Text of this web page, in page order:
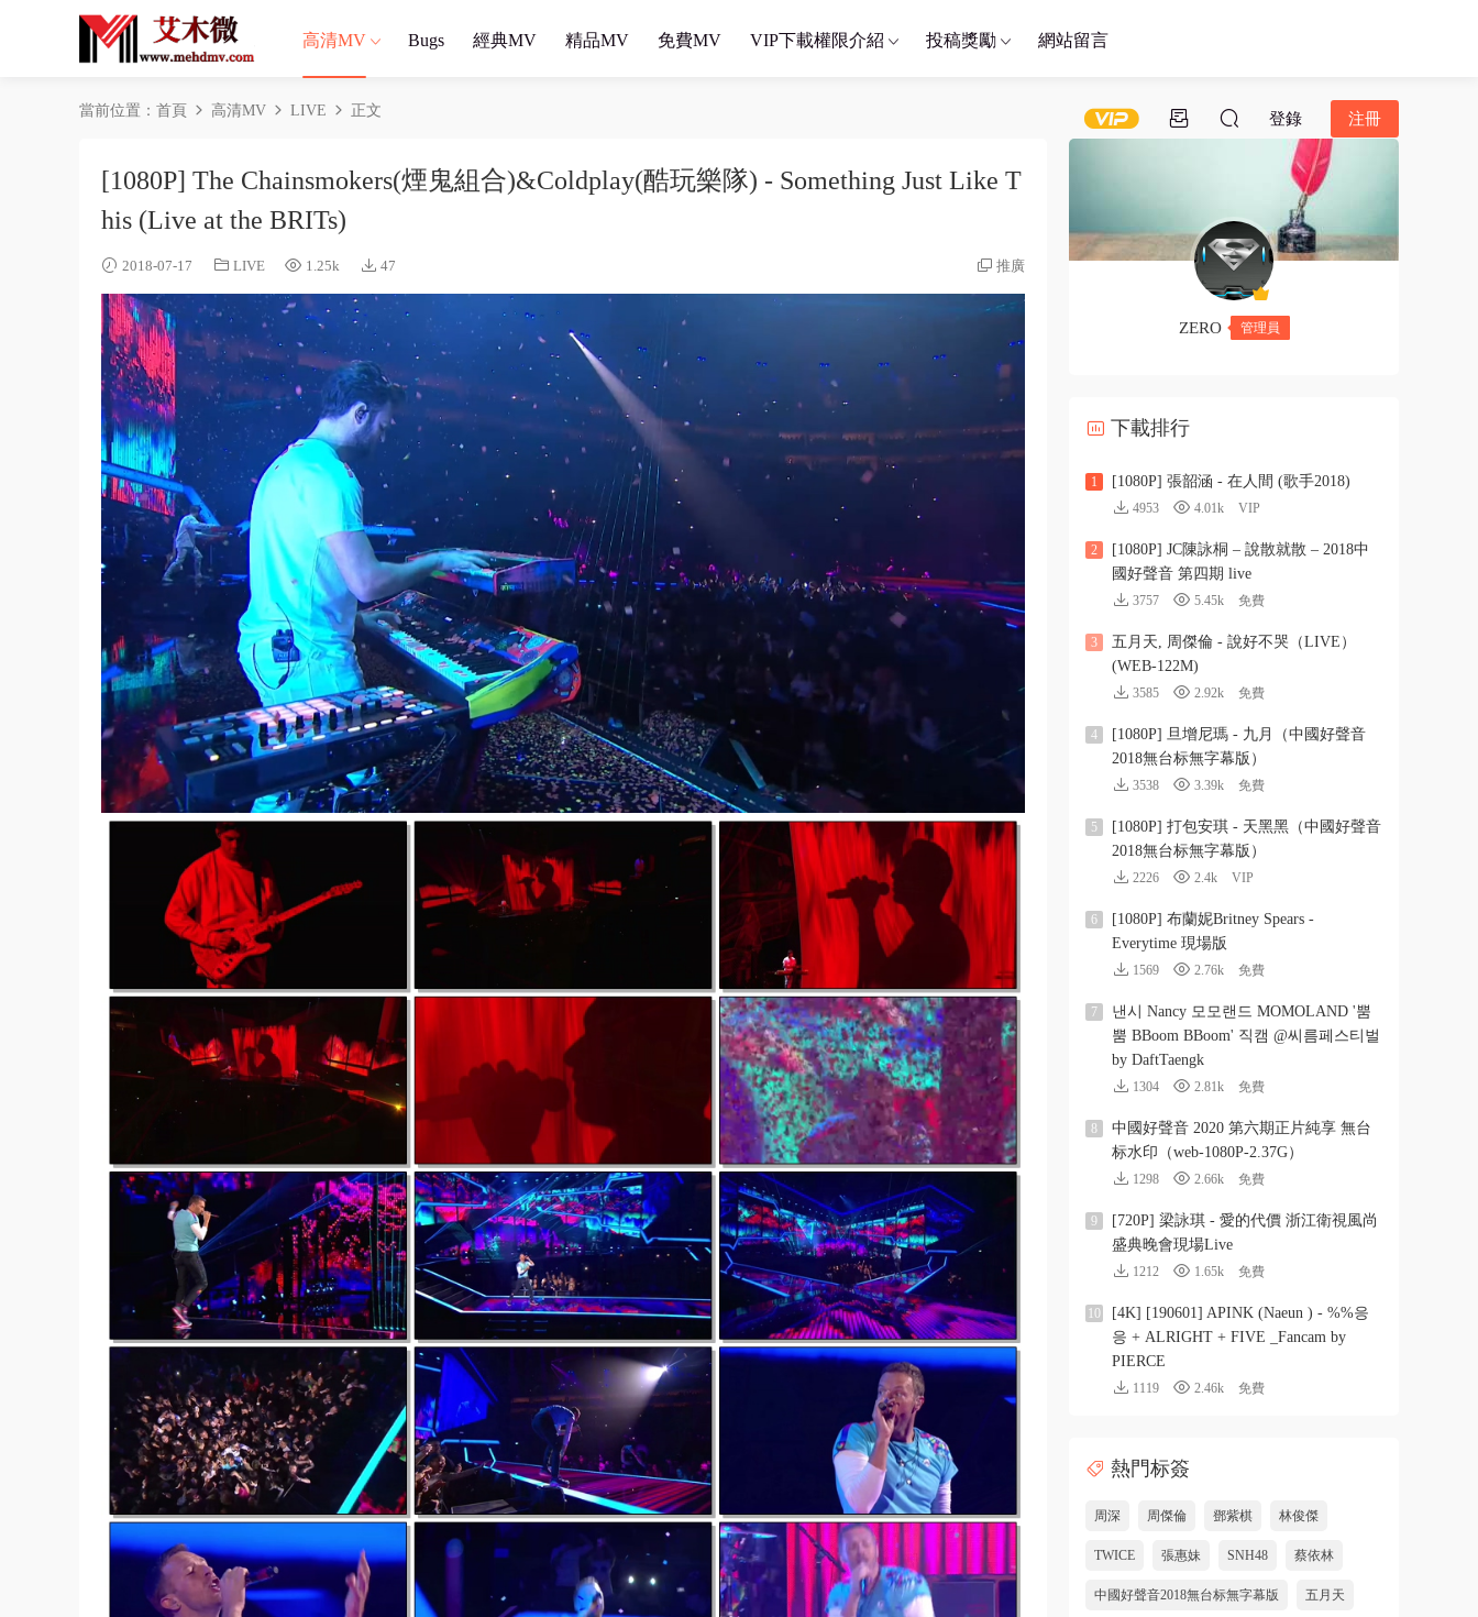
高清MV Bugs 經典MV 精品MV 免費MV VIP下載權限介紹 投稿獎勵 網站留言
登錄 注冊
當前位置： 首頁 高清MV LIVE 正文
[1080P] The Chainsmokers(煙鬼組合)&Coldplay(酷玩樂隊) - Something Just Like T
his (Live at the BRITs)
2018-07-17 LIVE 1.25k 47 推廣
ZERO 管理員
下載排行
1 [1080P] 張韶涵 - 在人間 (歌手2018)
4953 4.01k VIP
2
[1080P] JC陳詠桐 – 說散就散 – 2018中
國好聲音 第四期 live
3757 5.45k 免費
3
五月天, 周傑倫 - 說好不哭（LIVE）
(WEB-122M)
3585 2.92k 免費
4
[1080P] 旦增尼瑪 - 九月（中國好聲音
2018無台标無字幕版）
3538 3.39k 免費
5
[1080P] 打包安琪 - 天黑黑（中國好聲音
2018無台标無字幕版）
2226 2.4k VIP
6
[1080P] 布蘭妮Britney Spears -
Everytime 現場版
1569 2.76k 免費
7
낸시 Nancy 모모랜드 MOMOLAND '뿜
뿜 BBoom BBoom' 직캠 @씨름페스티벌
by DaftTaengk
1304 2.81k 免費
8
中國好聲音 2020 第六期正片純享 無台
标水印（web-1080P-2.37G）
1298 2.66k 免費
9
[720P] 梁詠琪 - 愛的代價 浙江衛視風尚
盛典晚會現場Live
1212 1.65k 免費
10
[4K] [190601] APINK (Naeun ) - %%응
응 + ALRIGHT + FIVE _Fancam by
PIERCE
1119 2.46k 免費
熱門标簽
周深 周傑倫 鄧紫棋 林俊傑
TWICE 張惠妹 SNH48 蔡依林
中國好聲音2018無台标無字幕版 五月天